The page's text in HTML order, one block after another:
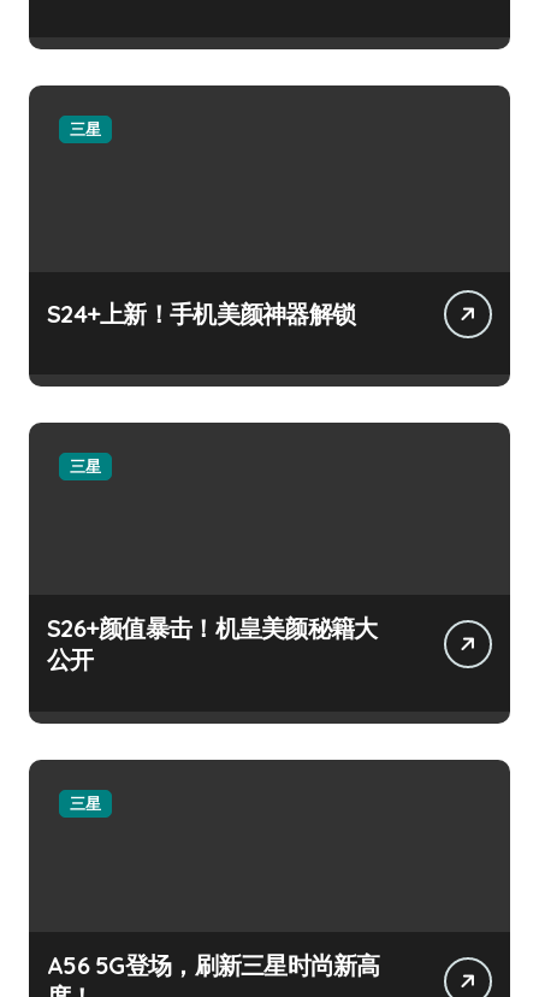
三星
S24+上新！手机美颜神器解锁
三星
S26+颜值暴击！机皇美颜秘籍大
公开
三星
A56 5G登场，刷新三星时尚新高